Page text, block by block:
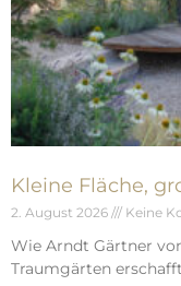
Kleine Fläche,
2. August 2026 Keine
Wie Arndt Gärtner
Traumgärten